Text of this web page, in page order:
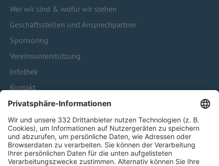
Wer wir sind & wofür wir stehen
Geschäftsstellen und Ansprechpartner
Sponsoring
Vereinsunterstützung
Infothek
Kontakt
HÄUFIG BESUCHTE SEITEN
Pässe und Vereinswechsel
Trainerausbildung